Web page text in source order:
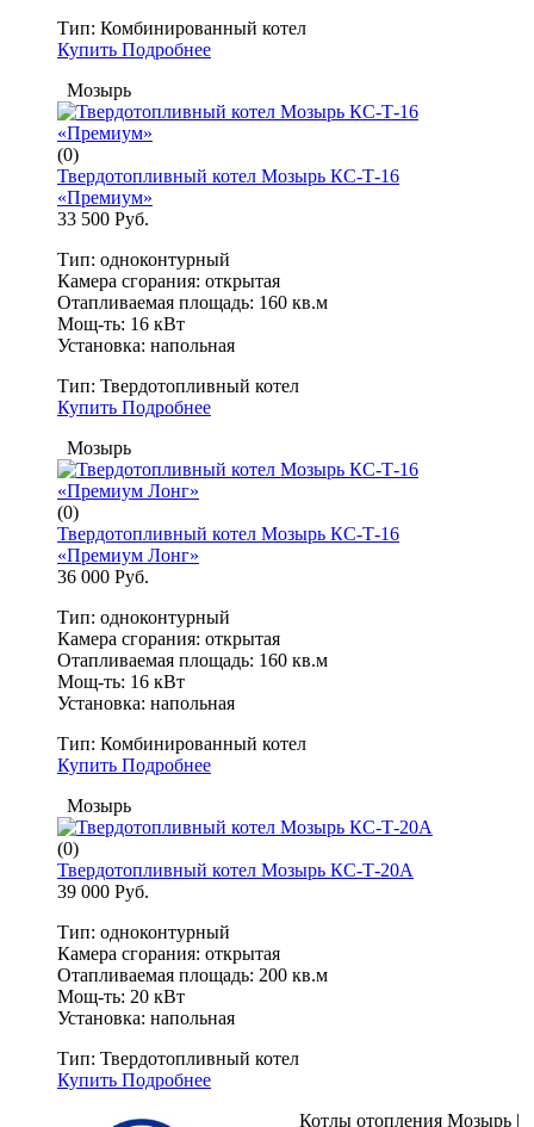
Тип: Комбинированный котел
Купить Подробнее
Мозырь
(0)
Твердотопливный котел Мозырь КС-Т-16
«Премиум»
33 500 Руб.
Тип: одноконтурный
Камера сгорания: открытая
Отапливаемая площадь: 160 кв.м
Мощ-ть: 16 кВт
Установка: напольная
Тип: Твердотопливный котел
Купить Подробнее
Мозырь
(0)
Твердотопливный котел Мозырь КС-Т-16
«Премиум Лонг»
36 000 Руб.
Тип: одноконтурный
Камера сгорания: открытая
Отапливаемая площадь: 160 кв.м
Мощ-ть: 16 кВт
Установка: напольная
Тип: Комбинированный котел
Купить Подробнее
Мозырь
(0)
Твердотопливный котел Мозырь КС-Т-20А
39 000 Руб.
Тип: одноконтурный
Камера сгорания: открытая
Отапливаемая площадь: 200 кв.м
Мощ-ть: 20 кВт
Установка: напольная
Тип: Твердотопливный котел
Купить Подробнее
Котлы отопления Мозырь |